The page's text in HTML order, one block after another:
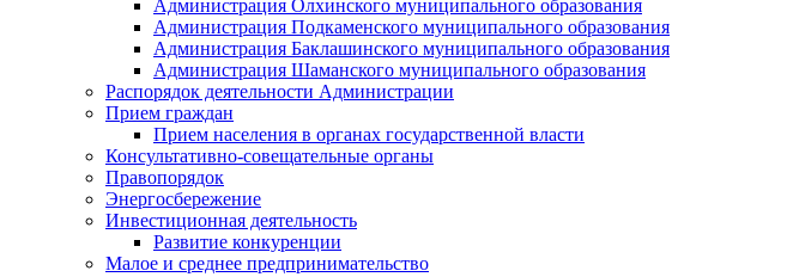
Администрация Олхинского муниципального образования
Администрация Подкаменского муниципального образования
Администрация Баклашинского муниципального образования
Администрация Шаманского муниципального образования
Распорядок деятельности Администрации
Прием граждан
Прием населения в органах государственной власти
Консультативно-совещательные органы
Правопорядок
Энергосбережение
Инвестиционная деятельность
Развитие конкуренции
Малое и среднее предпринимательство